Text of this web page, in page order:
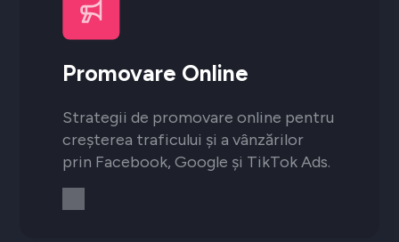
Promovare Online
Strategii de promovare online pentru
creșterea traficului și a vânzărilor
prin Facebook, Google și TikTok Ads.